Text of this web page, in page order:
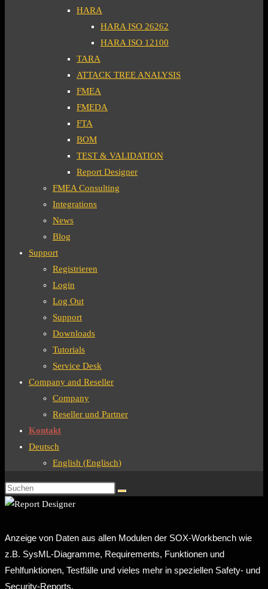
HARA
HARA ISO 26262
HARA ISO 12100
TARA
ATTACK TREE ANALYSIS
FMEA
FMEDA
FTA
BOM
TEST & VALIDATION
Report Designer
FMEA Consulting
Integrations
News
Blog
Support
Registrieren
Login
Log Out
Support
Downloads
Tutorials
Service Desk
Company and Reseller
Company
Reseller und Partner
Kontakt
Deutsch
English (Englisch)
Anzeige von Daten aus allen Modulen der SOX-Workbench wie
z.B. SysML-Diagramme, Requirements, Funktionen und
Fehlfunktionen, Testfälle und vieles mehr in speziellen Safety- und
Security-Reports.